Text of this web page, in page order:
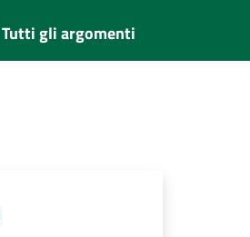
Tutti gli argomenti